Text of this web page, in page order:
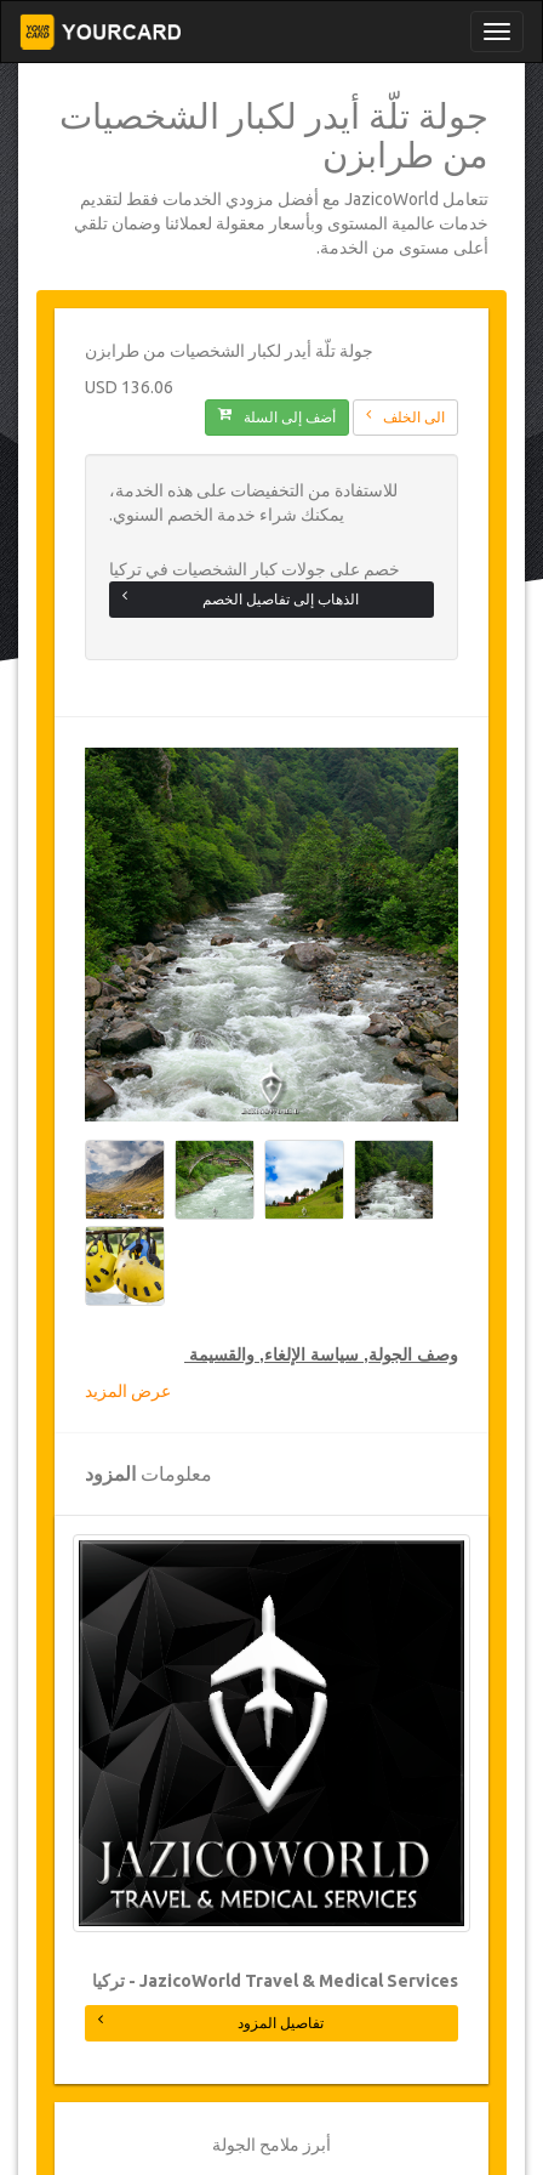
جولة تلّة أيدر لكبار الشخصيات
من طرابزن
تتعامل JazicoWorld مع أفضل مزودي الخدمات فقط لتقديم
خدمات عالمية المستوى وبأسعار معقولة لعملائنا وضمان تلقي
أعلى مستوى من الخدمة.
جولة تلّة أيدر لكبار الشخصيات من طرابزن
136.06 USD
الى الخلف أضف إلى السلة
للاستفادة من التخفيضات على هذه الخدمة،
يمكنك شراء خدمة الخصم السنوي.
خصم على جولات كبار الشخصيات في تركيا
الذهاب إلى تفاصيل الخصم
وصف الجولة, سياسة الإلغاء, والقسيمة
تقدم جازيكوورلد 15 % تخفيضات على الجولات
الخاصة في جميع أنحاء تركيا, اضغط على رابط الذهاب
إلى تفاصيل الخصم لتختار جولتك الخاصة المخفضة
لمدة سنة
معرض السكاكين في سورميينا
مزارع الشاي في ريزا
التجديف / الانزلاق بالحبل
وادي العاصفة
الشلالات
التغييرات وسياسة الإلغاء
التغييرات على الحجوزات قد تكون ممكنة إذا تم
التغييرات على الحجوزات قد تكون ممكنة إذا
للحصول على مزيد من المعلومات
موعد الجولة، لن تكون هناك أية مصاريف، حتى لو تم
عرض المزيد
معلومات المزود
JazicoWorld Travel & Medical Services - تركيا
تفاصيل المزود
أبرز ملامح الجولة